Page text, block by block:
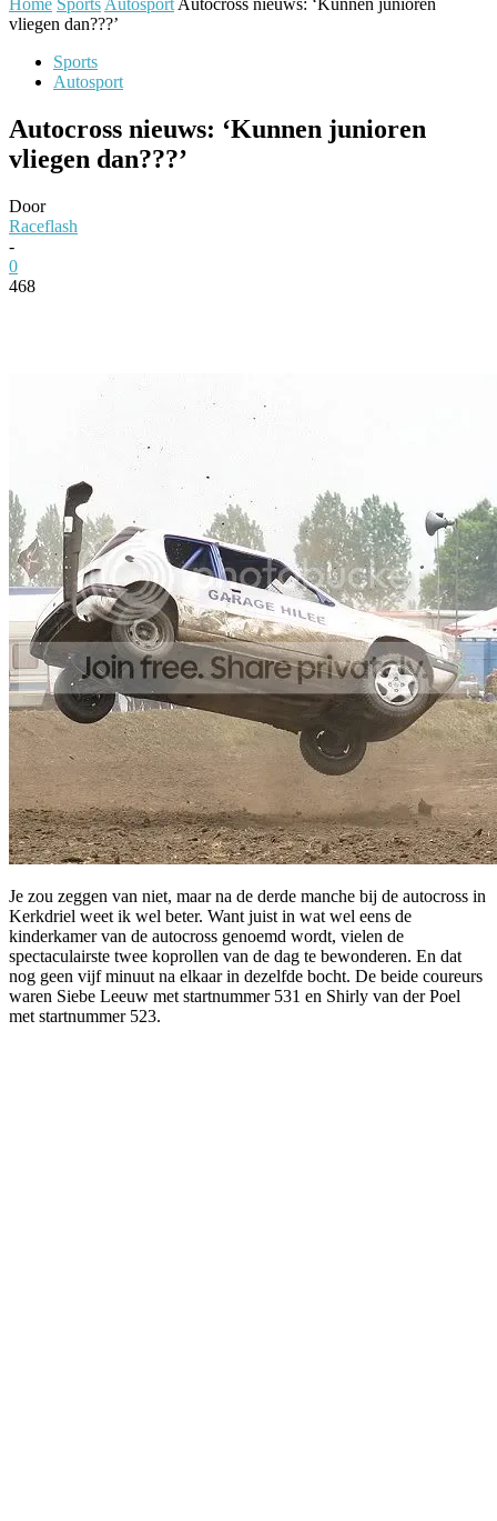
Home Sports Autosport Autocross nieuws: ‘Kunnen junioren
vliegen dan???’
Sports
Autosport
Autocross nieuws: ‘Kunnen junioren
vliegen dan???’
Door
Raceflash
-
0
468
Je zou zeggen van niet, maar na de derde manche bij de autocross in
Kerkdriel weet ik wel beter. Want juist in wat wel eens de
kinderkamer van de autocross genoemd wordt, vielen de
spectaculairste twee koprollen van de dag te bewonderen. En dat
nog geen vijf minuut na elkaar in dezelfde bocht. De beide coureurs
waren Siebe Leeuw met startnummer 531 en Shirly van der Poel
met startnummer 523.